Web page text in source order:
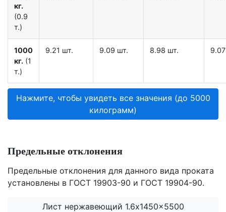
кг.
(0.9
т.)
1000
кг. (1
т.)
9.21 шт. 9.09 шт. 8.98 шт.
Нажмите, чтобы увидеть все значения (до 5000
килограмм)
Предельные отклонения
Предельные отклонения для данного вида проката
установлены в ГОСТ 19903-90 и ГОСТ 19904-90.
Лист нержавеющий 1.6x1450x5500